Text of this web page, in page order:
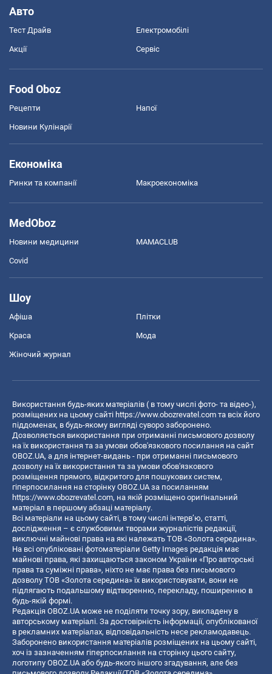
Авто
Тест Драйв Електромобілі
Акції Сервіс
Food Oboz
Рецепти Напої
Новини Кулінарії
Економіка
Ринки та компанії Макроекономіка
MedOboz
Новини медицини MAMACLUB
Covid
Шоу
Афіша Плітки
Краса Мода
Жіночий журнал
Використання будь-яких матеріалів ( в тому числі фото- та відео-),
розміщених на цьому сайті https://www.obozrevatel.com та всіх його
піддоменах, в будь-якому вигляді суворо заборонено.
Дозволяється використання при отриманні письмового дозволу
на їх використання та за умови обов'язкового посилання на сайт
OBOZ.UA, а для інтернет-видань - при отриманні письмового
дозволу на їх використання та за умови обов'язкового
розміщення прямого, відкритого для пошукових систем,
гіперпосилання на сторінку OBOZ.UA за посиланням
https://www.obozrevatel.com, на якій розміщено оригінальний
матеріал в першому абзаці матеріалу.
Всі матеріали на цьому сайті, в тому числі інтерв’ю, статті,
дослідження – є службовими творами журналістів редакції,
виключні майнові права на які належать ТОВ «Золота середина».
На всі опубліковані фотоматеріали Getty Images редакція має
майнові права, які захищаються законом України «Про авторські
права та суміжні права», ніхто не має права без письмового
дозволу ТОВ «Золота середина» їх використовувати, вони не
підлягають подальшому відтворенню, перекладу, поширенню в
будь-якій формі.
Редакція OBOZ.UA може не поділяти точку зору, викладену в
авторському матеріалі. За достовірність інформації, опублікованої
в рекламних матеріалах, відповідальність несе рекламодавець.
Заборонено використання матеріалів розміщених на цьому сайті,
хоч із зазначенням гіперпосилання на сторінку цього сайту,
логотипу OBOZ.UA або будь-якого іншого згадування, але без